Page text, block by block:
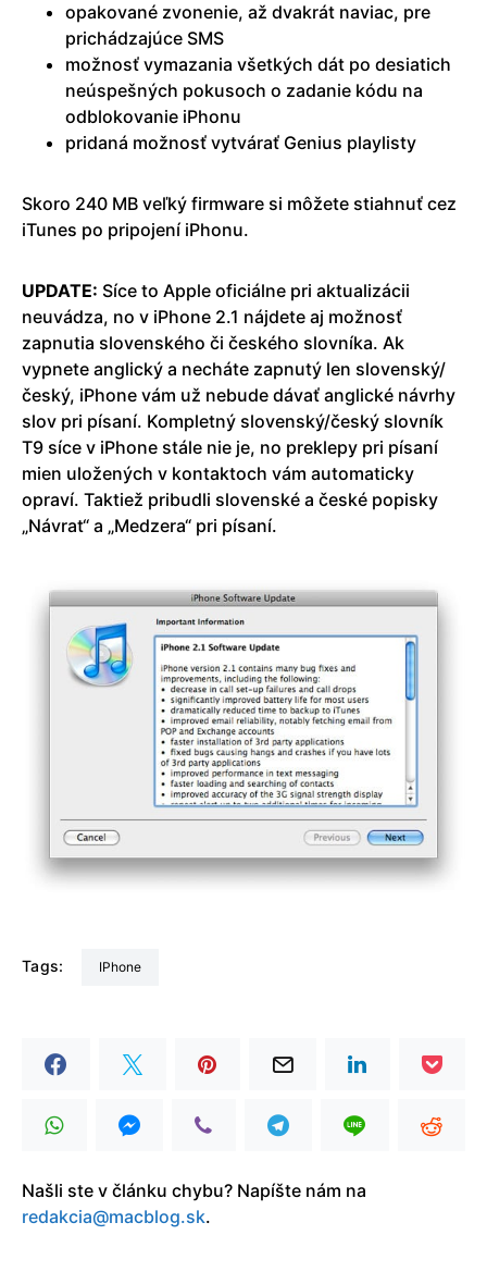
opakované zvonenie, až dvakrát naviac, pre
prichádzajúce SMS
možnosť vymazania všetkých dát po desiatich
neúspešných pokusoch o zadanie kódu na
odblokovanie iPhonu
pridaná možnosť vytvárať Genius playlisty
Skoro 240 MB veľký firmware si môžete stiahnuť cez
iTunes po pripojení iPhonu.
UPDATE: Síce to Apple oficiálne pri aktualizácii
neuvádza, no v iPhone 2.1 nájdete aj možnosť
zapnutia slovenského či českého slovníka. Ak
vypnete anglický a necháte zapnutý len slovenský/
český, iPhone vám už nebude dávať anglické návrhy
slov pri písaní. Kompletný slovenský/český slovník
T9 síce v iPhone stále nie je, no preklepy pri písaní
mien uložených v kontaktoch vám automaticky
opraví. Taktiež pribudli slovenské a české popisky
„Návrat“ a „Medzera“ pri písaní.
Tags: iPhone
Našli ste v článku chybu? Napíšte nám na
redakcia@macblog.sk.